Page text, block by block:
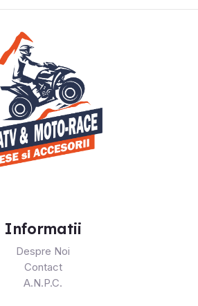
Informatii
Despre Noi
Contact
A.N.P.C.